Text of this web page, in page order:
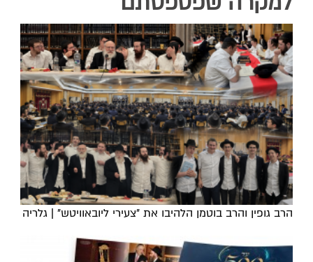
הרב גופין והרב בוטמן הלהיבו את "צעירי ליובאוויטש" | גלריה